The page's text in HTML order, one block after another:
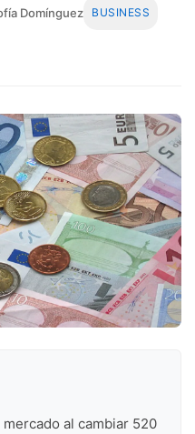
Domínguez BUSINESS
al cambiar 520